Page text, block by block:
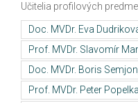
Učitelia profilových